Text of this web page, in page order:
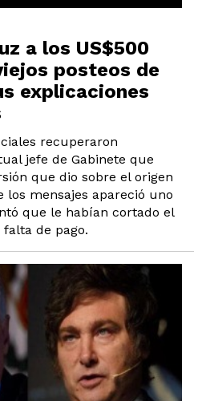
a los US$500
posteos de
explicaciones
recuperaron
jefe de Gabinete que
que dio sobre el origen
los mensajes apareció uno
que le habían cortado el
de pago.